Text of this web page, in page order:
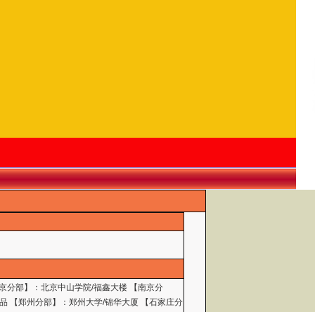
分部】：北京中山学院/福鑫大楼 【南京分
【郑州分部】：郑州大学/锦华大厦 【石家庄分